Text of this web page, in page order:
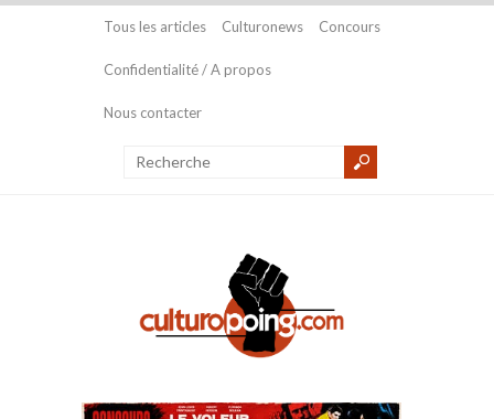
Tous les articles Culturonews Concours
Confidentialité / A propos
Nous contacter